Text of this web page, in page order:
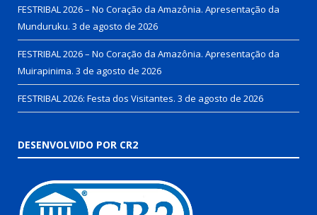
FESTRIBAL 2026 – No Coração da Amazônia. Apresentação da
Munduruku. 3 de agosto de 2026
FESTRIBAL 2026 – No Coração da Amazônia. Apresentação da
Muirapinima. 3 de agosto de 2026
FESTRIBAL 2026: Festa dos Visitantes. 3 de agosto de 2026
DESENVOLVIDO POR CR2